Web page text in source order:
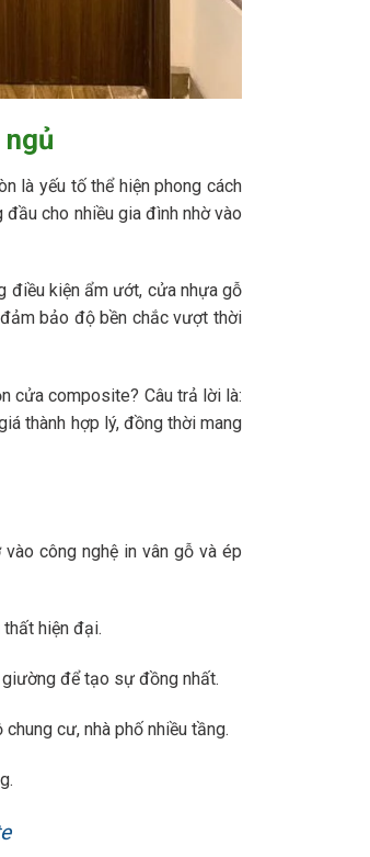
là yếu tố thể hiện phong cách
cho nhiều gia đình nhờ vào
điều kiện ẩm ướt, cửa nhựa gỗ
bảo độ bền chắc vượt thời
cửa composite? Câu trả lời là:
thành hợp lý, đồng thời mang
công nghệ in vân gỗ và ép
hiện đại.
để tạo sự đồng nhất.
cư, nhà phố nhiều tầng.